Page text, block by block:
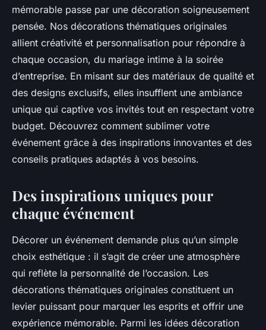
mémorable passe par une décoration soigneusement
pensée. Nos décorations thématiques originales
allient créativité et personnalisation pour répondre à
chaque occasion, du mariage intime à la soirée
d’entreprise. En misant sur des matériaux de qualité et
des designs exclusifs, elles insufflent une ambiance
unique qui captive vos invités tout en respectant votre
budget. Découvrez comment sublimer votre
événement grâce à des inspirations innovantes et des
conseils pratiques adaptés à vos besoins.
Des inspirations uniques pour
chaque événement
Décorer un événement demande plus qu’un simple
choix esthétique : il s’agit de créer une atmosphère
qui reflète la personnalité de l’occasion. Les
décorations thématiques originales constituent un
levier puissant pour marquer les esprits et offrir une
expérience mémorable. Parmi les idées décoration